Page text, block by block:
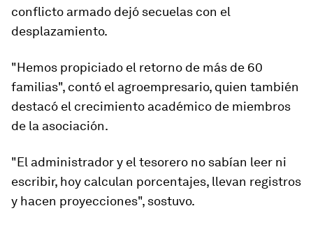
conflicto armado dejó secuelas con el
desplazamiento.
"Hemos propiciado el retorno de más de 60
familias", contó el agroempresario, quien también
destacó el crecimiento académico de miembros
de la asociación.
"El administrador y el tesorero no sabían leer ni
escribir, hoy calculan porcentajes, llevan registros
y hacen proyecciones", sostuvo.